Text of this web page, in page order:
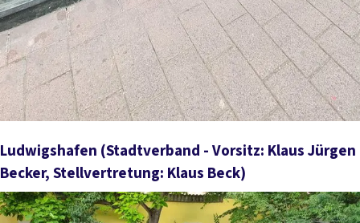
Ludwigshafen (Stadtverband - Vorsitz: Klaus Jürgen
Becker, Stellvertretung: Klaus Beck)